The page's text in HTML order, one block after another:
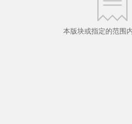
本版块或指定的范围